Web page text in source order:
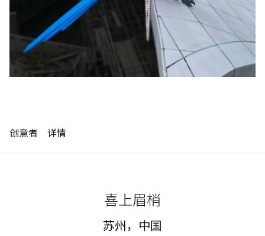
刊物
Shop
刊物
Shop
English 中文
创意者 详情
喜上眉梢
苏州，中国